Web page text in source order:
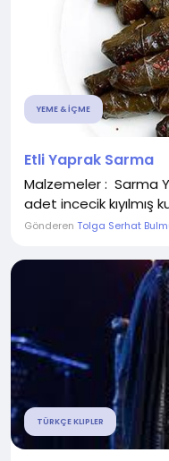
YEME & İÇME
Etli Yaprak Sarma
Malzemeler : Sarma
adet incecik kıyılmış
Gönderen Tolga Serhat
TÜRKÇE KLIPLER